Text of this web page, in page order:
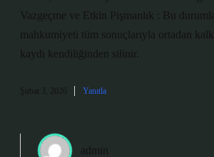
Vazgeçme ve Etkin Pişmanlık : Bu
mahkumiyeti tüm sonuçlarıyla ortadan
kaydı kendiliğinden silinir.
Şubat 3, 2026 Yanıtla
admin